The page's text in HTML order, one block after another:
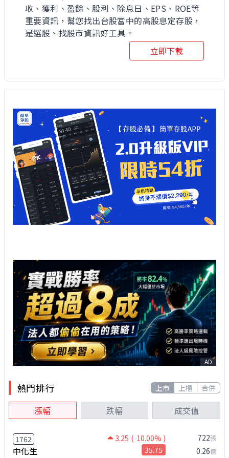
收、獲利、盈餘、股利、除息日、EPS、ROE等
重要資訊，幫您找出台股當中的高股息定存股，
是選股、找股市資訊好工具。
立即下載
AD
熱門排行 上市 上櫃 合併
漲幅 跌幅 成交值
1762 3.25 ( 10.00% )
中化生 35.75
722張
0.26億